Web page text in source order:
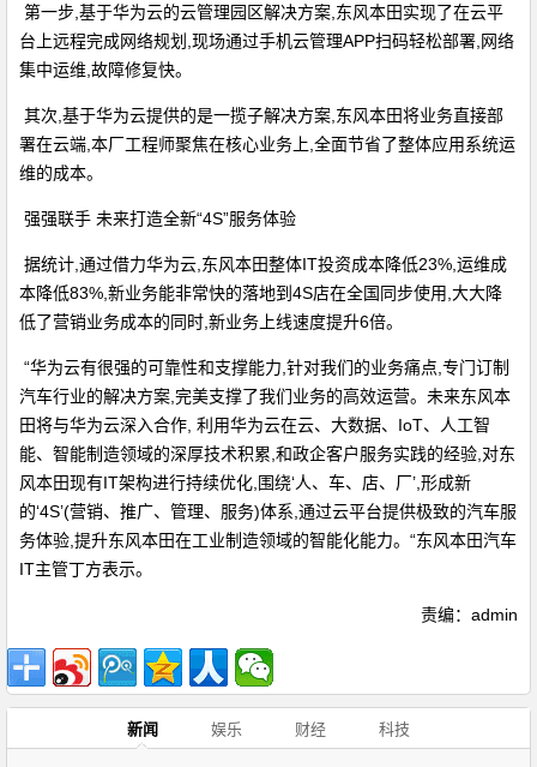
第一步,基于华为云的云管理园区解决方案,东风本田实现了在云平
台上远程完成网络规划,现场通过手机云管理APP扫码轻松部署,网络
集中运维,故障修复快。
其次,基于华为云提供的是一揽子解决方案,东风本田将业务直接部
署在云端,本厂工程师聚焦在核心业务上,全面节省了整体应用系统运
维的成本。
强强联手 未来打造全新“4S”服务体验
据统计,通过借力华为云,东风本田整体IT投资成本降低23%,运维成
本降低83%,新业务能非常快的落地到4S店在全国同步使用,大大降
低了营销业务成本的同时,新业务上线速度提升6倍。
“华为云有很强的可靠性和支撑能力,针对我们的业务痛点,专门订制
汽车行业的解决方案,完美支撑了我们业务的高效运营。未来东风本
田将与华为云深入合作, 利用华为云在云、大数据、IoT、人工智
能、智能制造领域的深厚技术积累,和政企客户服务实践的经验,对东
风本田现有IT架构进行持续优化,围绕‘人、车、店、厂’,形成新
的‘4S’(营销、推广、管理、服务)体系,通过云平台提供极致的汽车服
务体验,提升东风本田在工业制造领域的智能化能力。“东风本田汽车
IT主管丁方表示。
责编：admin
新闻 娱乐 财经 科技